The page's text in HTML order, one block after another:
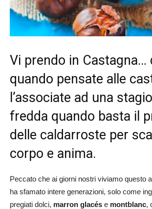
Vi prendo in Castagna…
quando pensate alle
l’associate ad una
fredda quando basta il
delle caldarroste per
corpo e anima.
Peccato che ai giorni nostri viviamo questo
ha sfamato intere generazioni, solo come
pregiati dolci, marron glacés e montblanc,